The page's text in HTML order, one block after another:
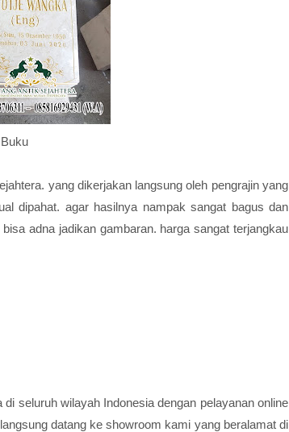
yang dikerjakan langsung oleh pengrajin yang
dipahat. agar hasilnya nampak sangat bagus dan
adna jadikan gambaran. harga sangat terjangkau
di seluruh wilayah Indonesia dengan pelayanan online
datang ke showroom kami yang beralamat di